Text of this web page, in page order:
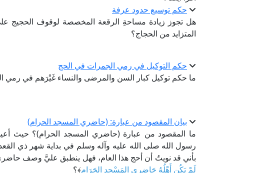
حكم توسيع حدود عرفة
هل تجوز زيادة مساحةِ الرقعة المخصصة لوقوف الحجيج
المتزايد من الحجاج؟
حكم التوكيل في رمي الجمرات في الحج
ما حكم توكيل كبار السن والمرضى والنساء غَيْرَهم في رمي
بيان المقصود من عبارة: (حاضري المسجد الحرام)
ما المقصود من عبارة (حاضري المسجد الحرام)؟ حيث
رسول الله صلى الله عليه وآله وسلم في بداية شهر ذي
بأني قد نويتُ أن أحج هذا العام، فهل ينطبق عليَّ وصف
لَمْ يَكُن أَهْلُهُ حَاضِرِي المَسْجِدِ الحَرَامِ﴾؟